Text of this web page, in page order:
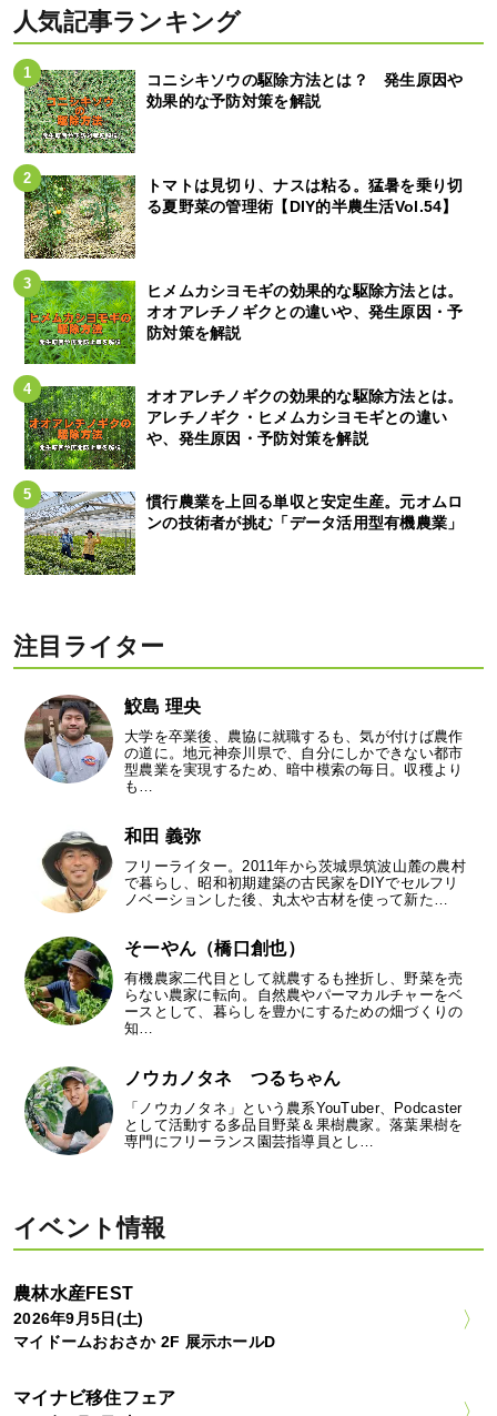
人気記事ランキング
コニシキソウの駆除方法とは？ 発生原因や
効果的な予防対策を解説
トマトは見切り、ナスは粘る。猛暑を乗り切
る夏野菜の管理術【DIY的半農生活Vol.54】
ヒメムカシヨモギの効果的な駆除方法とは。
オオアレチノギクとの違いや、発生原因・予
防対策を解説
オオアレチノギクの効果的な駆除方法とは。
アレチノギク・ヒメムカシヨモギとの違い
や、発生原因・予防対策を解説
慣行農業を上回る単収と安定生産。元オムロ
ンの技術者が挑む「データ活用型有機農業」
注目ライター
鮫島 理央
大学を卒業後、農協に就職するも、気が付けば農作
の道に。地元神奈川県で、自分にしかできない都市
型農業を実現するため、暗中模索の毎日。収穫より
も…
和田 義弥
フリーライター。2011年から茨城県筑波山麓の農村
で暮らし、昭和初期建築の古民家をDIYでセルフリ
ノベーションした後、丸太や古材を使って新た…
そーやん（橋口創也）
有機農家二代目として就農するも挫折し、野菜を売
らない農家に転向。自然農やパーマカルチャーをベ
ースとして、暮らしを豊かにするための畑づくりの
知…
ノウカノタネ つるちゃん
「ノウカノタネ」という農系YouTuber、Podcaster
として活動する多品目野菜＆果樹農家。落葉果樹を
専門にフリーランス園芸指導員とし…
イベント情報
農林水産FEST
2026年9月5日(土)
マイドームおおさか 2F 展示ホールD
マイナビ移住フェア